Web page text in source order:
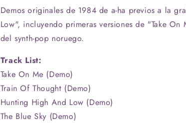
(Crystal
Clear
Vinyl)
(RSD)
(Crystal
Clear
Vinyl)
(RSD)
Demos originales de 1984 de a-ha previos a la
Low", incluyendo primeras versiones de "Take
del synth-pop noruego.
Track List:
Take On Me (Demo)
Train Of Thought (Demo)
Hunting High And Low (Demo)
The Blue Sky (Demo)